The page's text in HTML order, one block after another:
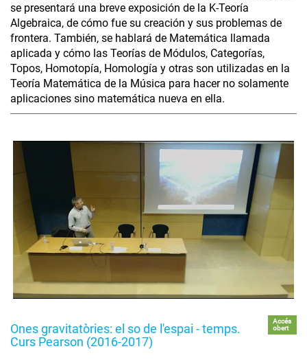
se presentará una breve exposición de la K-Teoría
Algebraica, de cómo fue su creación y sus problemas de
frontera. También, se hablará de Matemática llamada
aplicada y cómo las Teorías de Módulos, Categorías,
Topos, Homotopía, Homología y otras son utilizadas en la
Teoría Matemática de la Música para hacer no solamente
aplicaciones sino matemática nueva en ella.
Ones gravitatòries: el so de l'espai - temps.
Curs Pearson (2016-2017)
Accés
obert